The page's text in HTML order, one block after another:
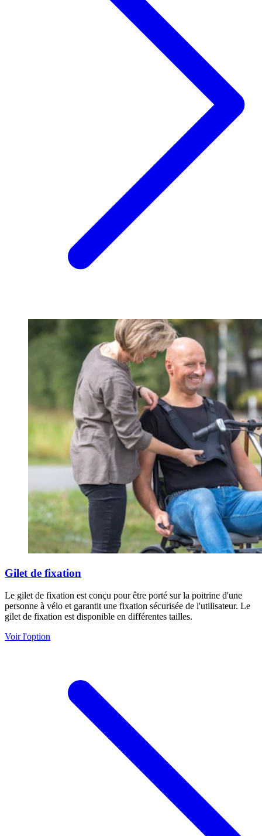
Gilet de fixation
Le gilet de fixation est conçu pour être porté sur la poitrine d'une
personne à vélo et garantit une fixation sécurisée de l'utilisateur. Le
gilet de fixation est disponible en différentes tailles.
Voir l'option